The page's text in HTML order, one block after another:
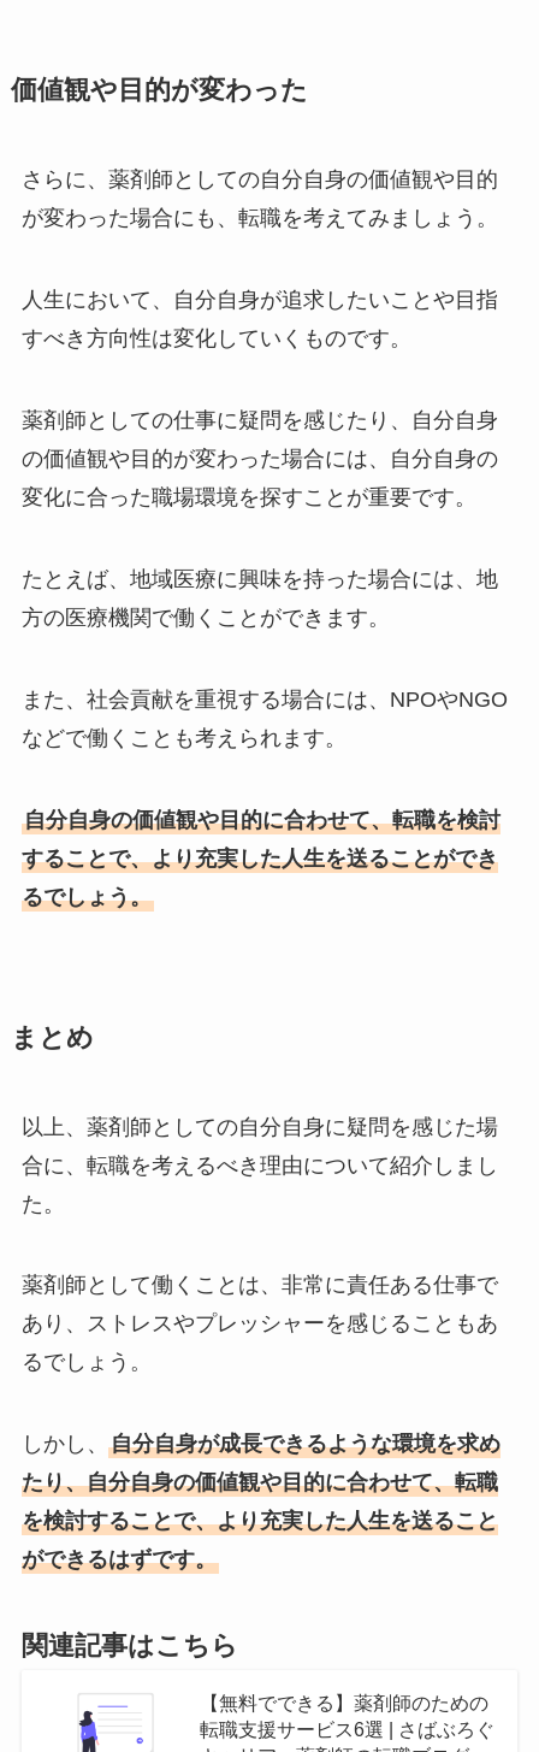
価値観や目的が変わった
さらに、薬剤師としての自分自身の価値観や目的
が変わった場合にも、転職を考えてみましょう。
人生において、自分自身が追求したいことや目指
すべき方向性は変化していくものです。
薬剤師としての仕事に疑問を感じたり、自分自身
の価値観や目的が変わった場合には、自分自身の
変化に合った職場環境を探すことが重要です。
たとえば、地域医療に興味を持った場合には、地
方の医療機関で働くことができます。
また、社会貢献を重視する場合には、NPOやNGO
などで働くことも考えられます。
自分自身の価値観や目的に合わせて、転職を検討
することで、より充実した人生を送ることができ
るでしょう。
まとめ
以上、薬剤師としての自分自身に疑問を感じた場
合に、転職を考えるべき理由について紹介しまし
た。
薬剤師として働くことは、非常に責任ある仕事で
あり、ストレスやプレッシャーを感じることもあ
るでしょう。
しかし、 自分自身が成長できるような環境を求め
たり、自分自身の価値観や目的に合わせて、転職
を検討することで、より充実した人生を送ること
ができるはずです。
関連記事はこちら
【無料でできる】薬剤師のための
転職支援サービス6選 | さばぶろぐ